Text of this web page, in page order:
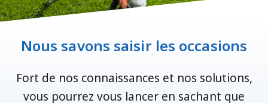
Nous savons saisir les occasions
Fort de nos connaissances et nos solutions,
vous pourrez vous lancer en sachant que